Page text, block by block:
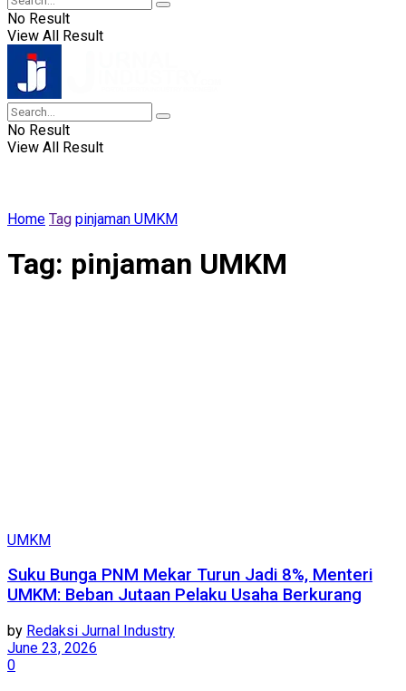
No Result
View All Result
No Result
View All Result
Home Tag pinjaman UMKM
Tag: pinjaman UMKM
UMKM
Suku Bunga PNM Mekar Turun Jadi 8%, Menteri
UMKM: Beban Jutaan Pelaku Usaha Berkurang
by Redaksi Jurnal Industry
June 23, 2026
0